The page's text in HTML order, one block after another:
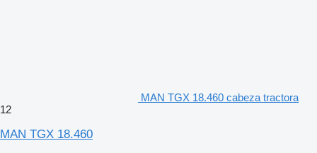
MAN TGX 18.460 cabeza tractora
12
MAN TGX 18.460